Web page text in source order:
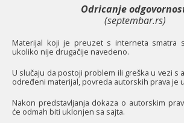
Odricanje
(septembar.rs)
Materijal koji je preuzet s interneta smatra
ukoliko nije drugačije navedeno.
U slučaju da postoji problem ili greška u vezi s
određeni materijal, povreda autorskih prava je
Nakon predstavljanja dokaza o autorskim
će odmah biti uklonjen sa sajta.